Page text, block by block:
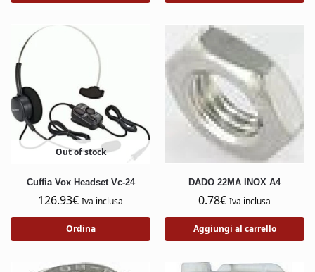
Out of stock
Cuffia Vox Headset Vc-24
126.93€ Iva inclusa
Ordina
DADO 22MA INOX A4
0.78€ Iva inclusa
Aggiungi al carrello